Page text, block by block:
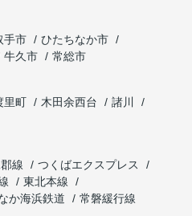
手市
ひたちなか市
牛久市
常総市
里町 木田余西台
諸川
線
つくばエクスプレス
東北本線
か海浜鉄道
常磐緩行線